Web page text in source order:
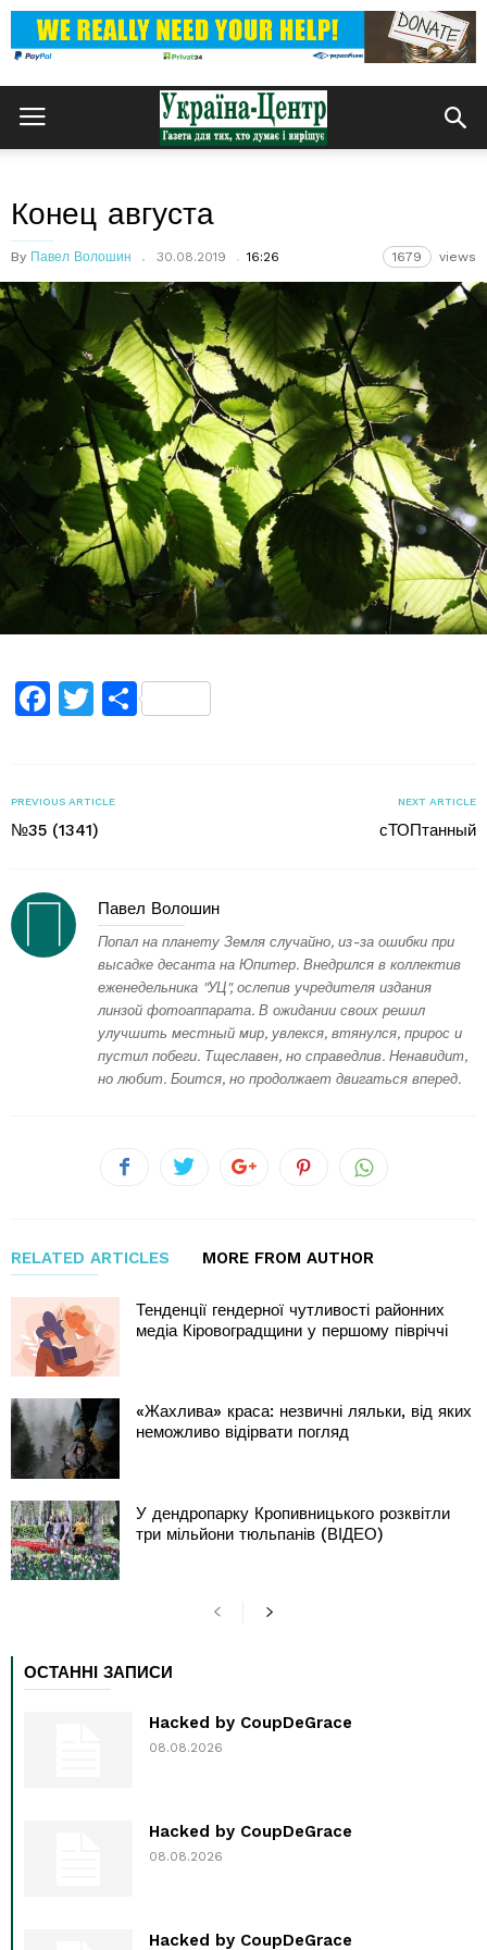
Конец августа
By Павел Волошин 30.08.2019 16:26 1679 views
Facebook
TwitterПоділитися
PREVIOUS ARTICLE
№35 (1341)
NEXT ARTICLE
сТОПтанный
Павел Волошин
Попал на планету Земля случайно, из-за ошибки при
высадке десанта на Юпитер. Внедрился в коллектив
еженедельника "УЦ", ослепив учредителя издания
линзой фотоаппарата. В ожидании своих решил
улучшить местный мир, увлекся, втянулся, прирос и
пустил побеги. Тщеславен, но справедлив. Ненавидит,
но любит. Боится, но продолжает двигаться вперед.
RELATED ARTICLES MORE FROM AUTHOR
Тенденції гендерної чутливості районних
медіа Кіровоградщини у першому півріччі
«Жахлива» краса: незвичні ляльки, від яких
неможливо відірвати погляд
У дендропарку Кропивницького розквітли
три мільйони тюльпанів (ВІДЕО)
ОСТАННІ ЗАПИСИ
Hacked by CoupDeGrace
08.08.2026
Hacked by CoupDeGrace
08.08.2026
Hacked by CoupDeGrace